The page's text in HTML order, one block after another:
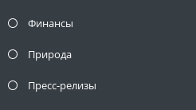
Финансы
Природа
Пресс-релизы